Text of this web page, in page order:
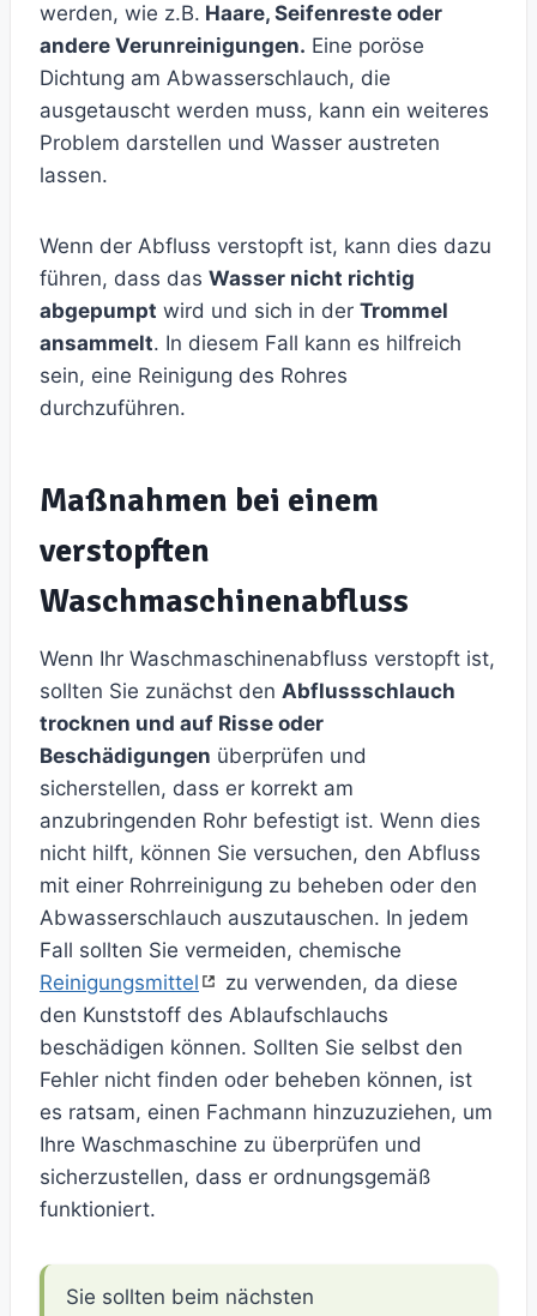
werden, wie z.B. Haare, Seifenreste oder
andere Verunreinigungen. Eine poröse
Dichtung am Abwasserschlauch, die
ausgetauscht werden muss, kann ein weiteres
Problem darstellen und Wasser austreten
lassen.
Wenn der Abfluss verstopft ist, kann dies dazu
führen, dass das Wasser nicht richtig
abgepumpt wird und sich in der Trommel
ansammelt. In diesem Fall kann es hilfreich
sein, eine Reinigung des Rohres
durchzuführen.
Maßnahmen bei einem
verstopften
Waschmaschinenabfluss
Wenn Ihr Waschmaschinenabfluss verstopft ist,
sollten Sie zunächst den Abflussschlauch
trocknen und auf Risse oder
Beschädigungen überprüfen und
sicherstellen, dass er korrekt am
anzubringenden Rohr befestigt ist. Wenn dies
nicht hilft, können Sie versuchen, den Abfluss
mit einer Rohrreinigung zu beheben oder den
Abwasserschlauch auszutauschen. In jedem
Fall sollten Sie vermeiden, chemische
Reinigungsmittel
zu verwenden, da diese
den Kunststoff des Ablaufschlauchs
beschädigen können. Sollten Sie selbst den
Fehler nicht finden oder beheben können, ist
es ratsam, einen Fachmann hinzuzuziehen, um
Ihre Waschmaschine zu überprüfen und
sicherzustellen, dass er ordnungsgemäß
funktioniert.
Sie sollten beim nächsten